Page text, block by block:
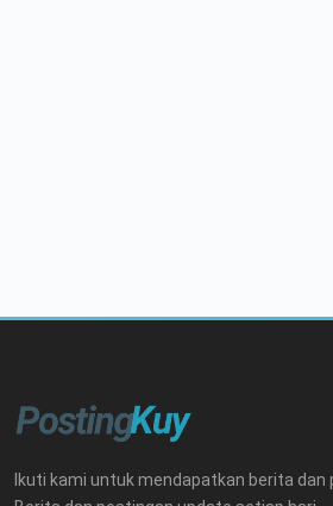
Ikuti kami untuk mendapatkan berita dan